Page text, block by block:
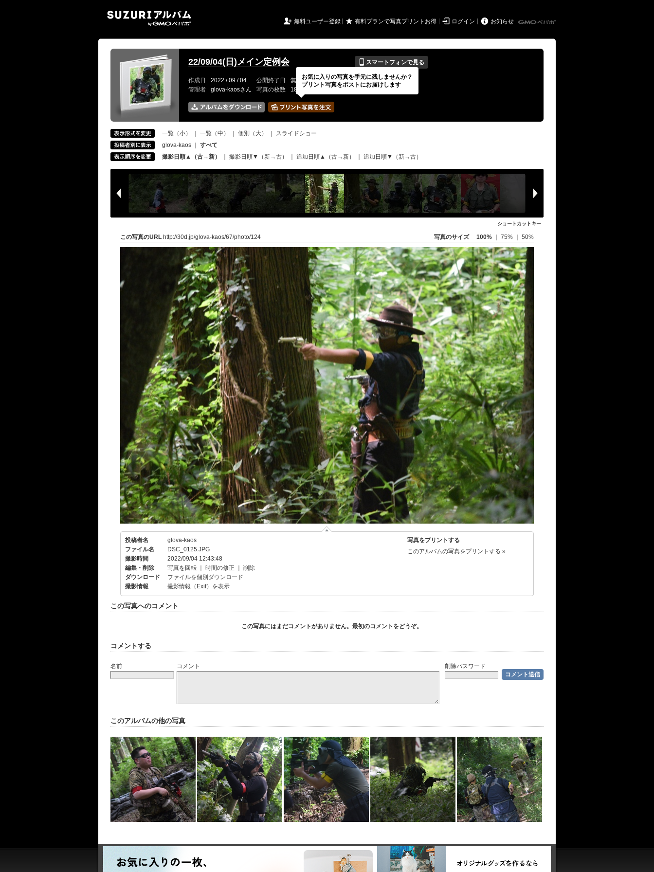
 無料ユーザー登録 ★ 有料プランで写真プリントお得  ログイン  お知らせ
22/09/04(日)メイン定例会 📱 スマートフォンで見る
作成日 2022 / 09 / 04 公開終了日 無期限 イベントの期間
---
管理者
glova-kaosさん 写真の枚数 181 / 2000枚
一覧（小） 一覧（中） 個別（大）
スライドショー
glova-kaos
すべて
撮影日順▲（古→新）
撮影日順▼（新→古） 追加日順▲（古→新） 追加日順▼（新→古）
ショートカットキー
この写真のURL http://30d.jp/glova-kaos/67/photo/124 写真のサイズ 100% 75% 50%
投稿者名
glova-kaos
ファイル名
DSC_0125.JPG
撮影時間
2022/09/04 12:43:48
編集・削除
写真を回転 時間の修正
削除
ダウンロード
ファイルを個別ダウンロード
撮影情報
撮影情報（Exif）を表示
写真をプリントする
このアルバムの写真をプリントする »
この写真へのコメント
この写真にはまだコメントがありません。最初のコメントをどうぞ。
コメントする
名前 コメント 削除パスワード
このアルバムの他の写真
お気に入りの写真を手元に残しませんか？
プリント写真をポストにお届けします